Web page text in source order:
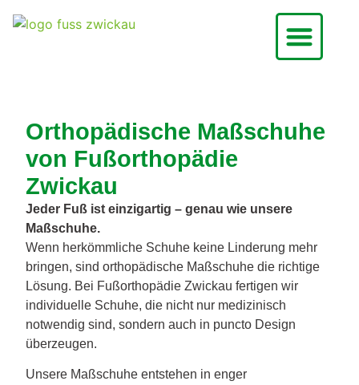
Orthopädische Maßschuhe
von Fußorthopädie
Zwickau
Jeder Fuß ist einzigartig – genau wie unsere
Maßschuhe.
Wenn herkömmliche Schuhe keine Linderung mehr
bringen, sind orthopädische Maßschuhe die richtige
Lösung. Bei Fußorthopädie Zwickau fertigen wir
individuelle Schuhe, die nicht nur medizinisch
notwendig sind, sondern auch in puncto Design
überzeugen.
Unsere Maßschuhe entstehen in enger